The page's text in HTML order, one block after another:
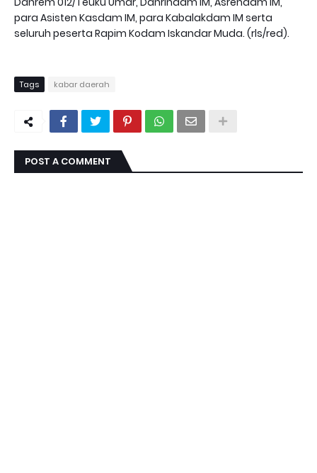
para Asisten Kasdam IM, para Kabalakdam IM serta
seluruh peserta Rapim Kodam Iskandar Muda. (rls/red).
Tags kabar daerah
POST A COMMENT